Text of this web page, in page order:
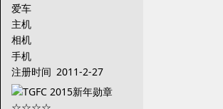
爱车
主机
相机
手机
注册时间 2011-2-27